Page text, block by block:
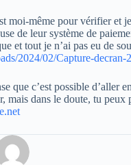
moi-même pour vérifier et
de leur système de
et tout je n’ai pas eu de
2024/02/Capture-
que c’est possible d’aller
mais dans le doute, tu
V